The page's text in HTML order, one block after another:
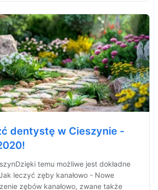
dentystę w Cieszynie -
temu możliwe jest dokładne
leczyć zęby kanałowo - Nowe
zębów kanałowo, zwane także